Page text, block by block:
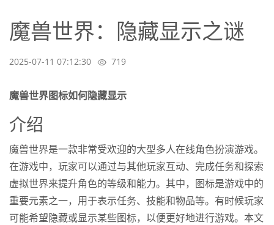
魔兽世界：隐藏显示之谜
2025-07-11 07:12:30 719
魔兽世界图标如何隐藏显示
介绍
魔兽世界是一款非常受欢迎的大型多人在线角色扮演游戏。
在游戏中，玩家可以通过与其他玩家互动、完成任务和探索
虚拟世界来提升角色的等级和能力。其中，图标是游戏中的
重要元素之一，用于表示任务、技能和物品等。有时候玩家
可能希望隐藏或显示某些图标，以便更好地进行游戏。本文